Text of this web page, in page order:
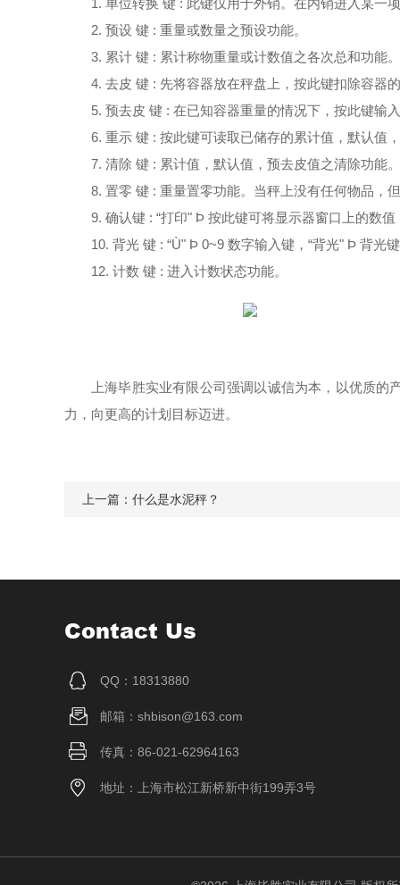
1. 单位转换 键 : 此键仅用于外销。在内销进入某一
2. 预设 键 : 重量或数量之预设功能。
3. 累计 键 : 累计称物重量或计数值之各次总和功能。
4. 去皮 键 : 先将容器放在秤盘上，按此键扣除容器
5. 预去皮 键 : 在已知容器重量的情况下，按此键输
6. 重示 键 : 按此键可读取已储存的累计值，默认值
7. 清除 键 : 累计值，默认值，预去皮值之清除功能。
8. 置零 键 : 重量置零功能。当秤上没有任何物品，
9. 确认键 : “打印" Þ 按此键可将显示器窗口上的数
10. 背光 键 : “Ù" Þ 0~9 数字输入键，“背光" Þ 背光
12. 计数 键 : 进入计数状态功能。
上海毕胜实业有限公司强调以诚信为本，以优质
力，向更高的计划目标迈进。
上一篇： 什么是水泥秤？
Contact Us
QQ：18313880
邮箱：shbison@163.com
传真：86-021-62964163
地址：上海市松江新桥新中街199弄3号